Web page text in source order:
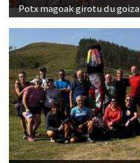
Potx magoak girotu du goiza